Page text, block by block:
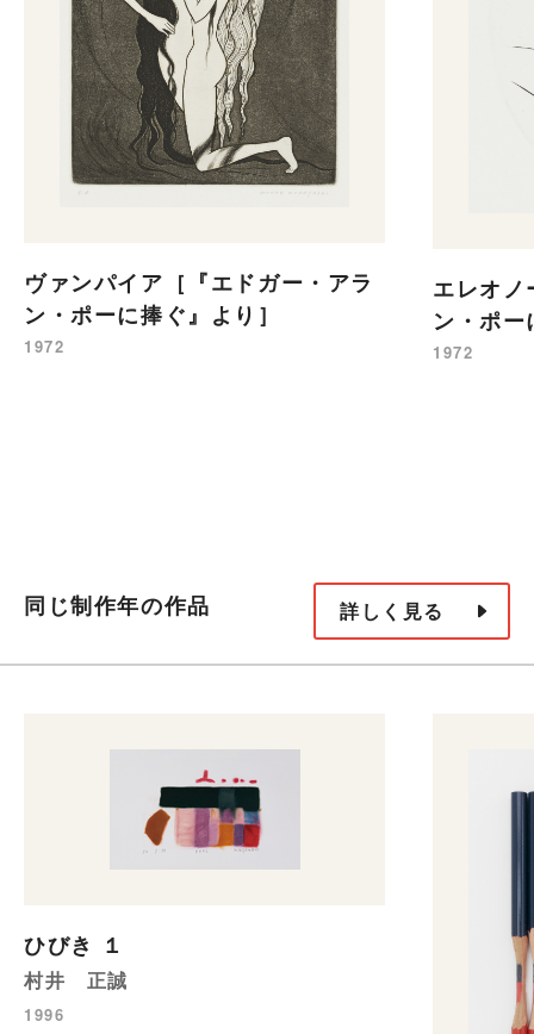
ヴァンパイア［『エドガー・アラ
ン・ポーに捧ぐ』より］
1972
エレオ
ン・ポ
1972
同じ制作年の作品 詳しく見る
ひびき １
村井 正誠
1996